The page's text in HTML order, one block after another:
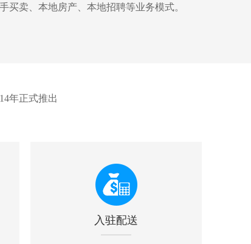
买卖、本地房产、本地招聘等业务模式。
年正式推出
入驻配送